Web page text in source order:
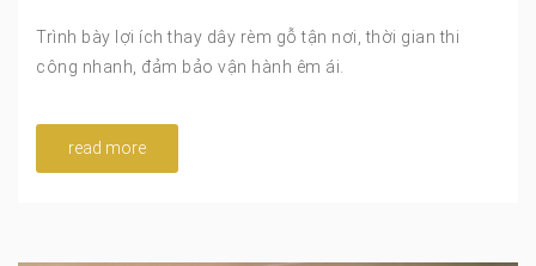
Trình bày lợi ích thay dây rèm gỗ tận nơi, thời gian thi
công nhanh, đảm bảo vận hành êm ái.
read more